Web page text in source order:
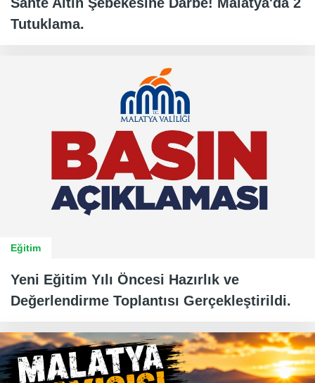
Tutuklama.
Eğitim
Yeni Eğitim Yılı Öncesi Hazırlık ve
Değerlendirme Toplantısı Gerçekleştirildi.